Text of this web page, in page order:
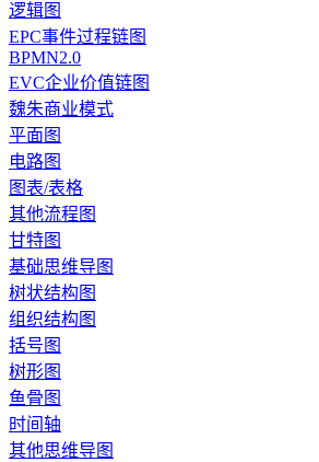
逻辑图
EPC事件过程链图
BPMN2.0
EVC企业价值链图
魏朱商业模式
平面图
电路图
图表/表格
其他流程图
甘特图
基础思维导图
树状结构图
组织结构图
括号图
树形图
鱼骨图
时间轴
其他思维导图